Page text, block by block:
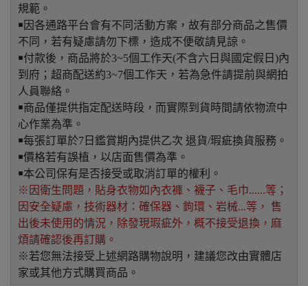
規範。
￭因各通路平台會有不同活動方案，故有部分商品之售價
不同，若有疑慮請勿下標，造成不便敬請見諒。
￭付款後，商品將於3~5個工作天(不含六日與國定假日)內
到府；超商配送約3~7個工作天，若為急件請提前與網拍
人員聯絡。
￭商品僅提供指定配送時段，而實際到貨時間請依物流中
心作業為準。
￭每張訂單於7日鑑賞期內提供乙次 退貨/瑕疵換貨服務。
￭價格若有誤植，以店面售價為準。
￭本公司保有是否接受或取消訂單的權利。
※因衛生問題，貼身衣物如內衣褲、襪子、毛巾......等；
因安全疑慮，技術器材：確保器、鉤環、岩械...等， 售
出後未使用的情況，除發現瑕疵外，概不接受退換，麻
煩請確認後再訂購。
※若您無法接受上述網路購物說明，建議您改由實體店
家或其他方式購買商品。